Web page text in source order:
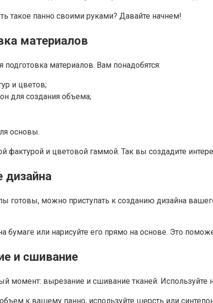
такое панно своими руками? Давайте начнем!
материалов
материалов. Вам понадобятся:
и цветов;
для создания объема;
основы.
фактурой и цветовой гаммой. Так вы создадите
дизайна
готовы, можно приступать к созданию дизайна
бумаге или нарисуйте его прямо на основе. Это
и сшивание
момент: вырезание и сшивание тканей.
к вашему панно, используйте шерсть или